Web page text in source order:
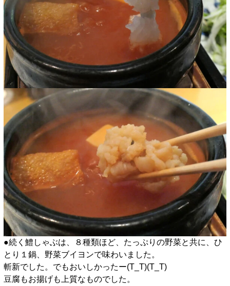
●続く鱧しゃぶは、８種類ほど、たっぷりの野菜と共に、ひ
とり１鍋、野菜ブイヨンで味わいました。
斬新でした。でもおいしかったー(T_T)(T_T)
豆腐もお揚げも上質なものでした。